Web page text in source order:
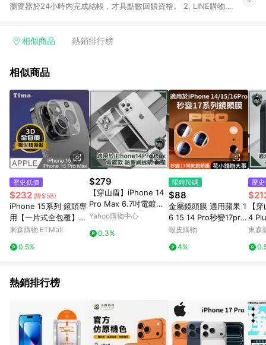
瀏覽器於24小時內完成結帳，才具點數回饋資格。 2. LINE購物
單，皆不在點數回饋範圍內。 3. 如購買以下類別商品，將無法獲
球嚴選、商城、專案商品、「草莓網」全館商品。 4. 如取消訂
回饋。 5. 點數回饋會扣除所有折扣優惠後之最終發票金額計算，
實際回饋請依LINE購物通知為主。 6. 訂單如有使用東森購物
ETMall站內之折扣優惠(包含但不限於東森幣、樂透金、東森現金
券等)，不具點數回饋資格。詳細請依東森購物ETMall之結帳頁面
顯示為準。 7. LINE購物設有「單一商品最高回饋點數」機制(特
殊活動時開放「回饋無上限」)，以同一訂單中同一商品不論件數
計算，並依訂單成立時間當下LINE購物所設定的回饋機制為準。
8. LINE購物為購物資訊整合性平台，商品資料更新會有時間差，
如顯示之商品規格、顏色、價位、贈品與東森購物ETMall銷售網
頁不符，以銷售網頁標示為準。 9. 若有贈點爭議，請務必於訂單
日期+180天以內至LINE購物客服洽詢；若超過180天(含)以上進
行申訴，恕無法贈點回饋。 10. 部分點數紅包僅限指定商品使
用，或不適用於無回饋商品。各點數紅包之適用商品與使用條件
請依點數紅包頁面規則為準。
相似商品 熱銷排行榜
相似商品
歷史低價
$232 (降$58)
iPhone 15系列 鏡頭專
用【一片式全包覆】3D
立體透明 高硬度抗刮保
東森購物 ETMall
0.5%
$279
【穿山盾】iPhone 14
Pro Max 6.7吋電鍍款
防塵網透明防撞保護殼
Yahoo購物中心
0.3%
限時加碼
$88
金屬鏡頭膜 適用蘋果 1
6 15 14 Pro秒變17pro
max 鏡頭膜一體 iphon
護貼
蝦皮購物
4%
歷
【
4
保護
東森
熱銷排行榜